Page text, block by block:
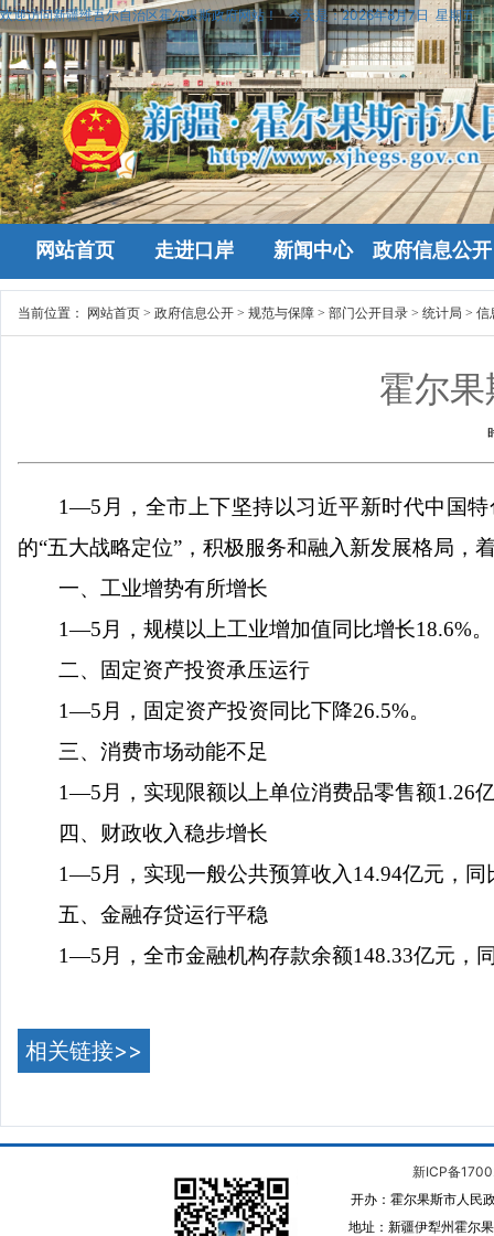
欢迎访问新疆维吾尔自治区霍尔果斯政府网站！ 今天是：2026年8月7日 星期五
网站首页 走进口岸 新闻中心 政府信息公开
当前位置： 网站首页 > 政府信息公开 > 规范与保障 > 部门公开目录 > 统计局 > 信
霍尔
1—5 月，全市上下坚持以习近平新时代中国
的“五大战略定位”，积极服务和融入新发展格局
一、工业增势有所增长
1—5 月，规模以上工业增加值同比增长18.6%。
二、
固定资产投资承压运行
1—5 月， 固定资产投资同比下降26.5%。
三、消费市场动能不足
1—5 月， 实现限额以上单位消费品零售额1.26
四、财政收入稳步增长
1—5 月， 实现一般公共预算收入 14.94亿元，同
五、金融存贷运行平稳
1—5 月，全市金融机构存款余额148.33亿元，
相关链接>>
新ICP备
开办：霍尔果斯市人民
地址：新疆伊犁州霍